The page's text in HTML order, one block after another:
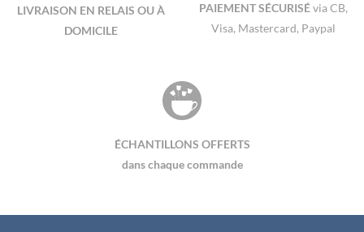
LIVRAISON EN RELAIS OU À
DOMICILE
PAIEMENT SÉCURISÉvia CB,
Visa, Mastercard, Paypal
ÉCHANTILLONS OFFERTS
dans chaque commande